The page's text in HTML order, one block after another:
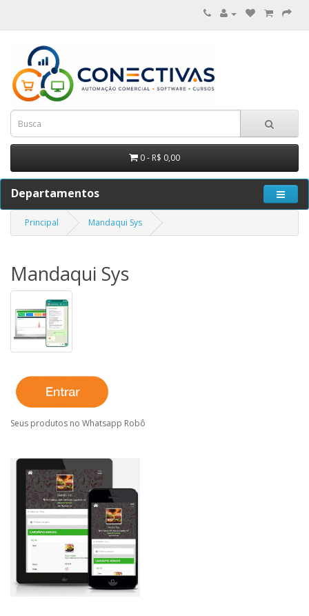
0 - R$ 0,00
Departamentos
Principal Mandaqui Sys
Mandaqui Sys
Seus produtos no Whatsapp Robô